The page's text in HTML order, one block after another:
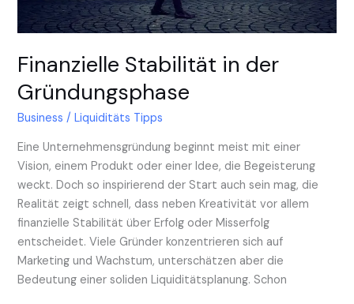
Finanzielle Stabilität in der
Gründungsphase
Business /Liquiditäts Tipps
Eine Unternehmensgründung beginnt meist mit einer
Vision, einem Produkt oder einer Idee, die Begeisterung
weckt. Doch so inspirierend der Start auch sein mag, die
Realität zeigt schnell, dass neben Kreativität vor allem
finanzielle Stabilität über Erfolg oder Misserfolg
entscheidet. Viele Gründer konzentrieren sich auf
Marketing und Wachstum, unterschätzen aber die
Bedeutung einer soliden Liquiditätsplanung. Schon